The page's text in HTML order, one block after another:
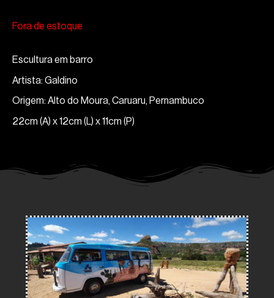
Fora de estoque
Escultura em barro
Artista: Galdino
Origem: Alto do Moura, Caruaru, Pernambuco
22cm (A) x 12cm (L) x 11cm (P)